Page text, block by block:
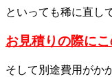
といっても稀に直し
お見積りの際に
そして別途費用がか